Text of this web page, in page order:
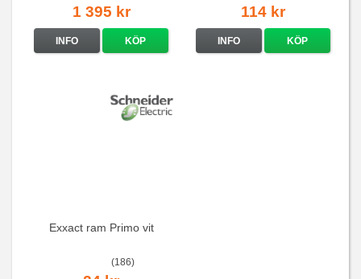
1 395 kr
INFO KÖP
114 kr
INFO KÖP
Exxact ram Primo vit
(186)